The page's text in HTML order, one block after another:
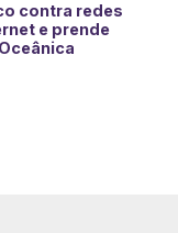
contra redes
e prende